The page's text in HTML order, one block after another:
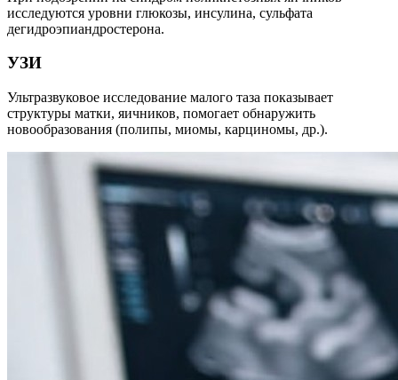
исследуются уровни глюкозы, инсулина, сульфата
дегидроэпиандростерона.
УЗИ
Ультразвуковое исследование малого таза показывает
структуры матки, яичников, помогает обнаружить
новообразования (полипы, миомы, карциномы, др.).